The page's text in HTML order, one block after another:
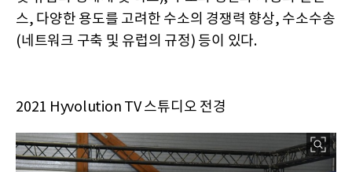
스, 다양한 용도를 고려한 수소의 경쟁력 향상, 수소수송
(네트워크 구축 및 유럽의 규정) 등이 있다.
2021 Hyvolution TV 스튜디오 전경